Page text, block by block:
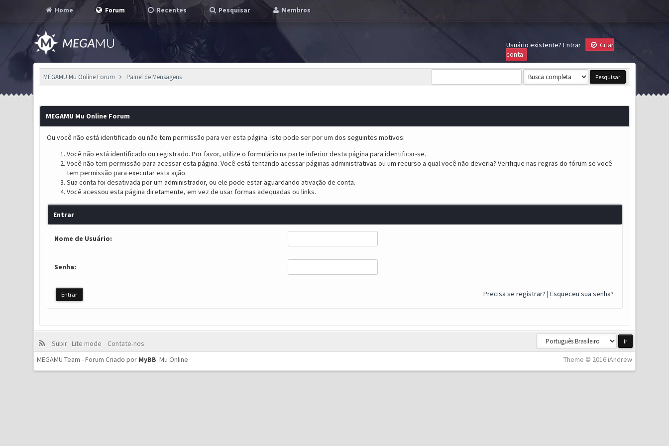
Home Forum Recentes Pesquisar Membros
Usuário existente? Entrar
Criar
conta
MEGAMU Mu Online Forum Painel de Mensagens
MEGAMU Mu Online Forum
Ou você não está identificado ou não tem permissão para ver esta página. Isto pode ser por um dos seguintes motivos:
Você não está identificado ou registrado. Por favor, utilize o formulário na parte inferior desta página para identificar-se.
Você não tem permissão para acessar esta página. Você está tentando acessar páginas administrativas ou um recurso a qual você não deveria? Verifique nas regras do fórum se você
tem permissão para executar esta ação.
Sua conta foi desativada por um administrador, ou ele pode estar aguardando ativação de conta.
Você acessou esta página diretamente, em vez de usar formas adequadas ou links.
Entrar
Nome de Usuário:
Senha:
Precisa se registrar? | Esqueceu sua senha?
Subir Lite mode
Contate-nos
Theme © 2016 iAndrew
MEGAMU Team - Forum Criado por MyBB.Mu Online